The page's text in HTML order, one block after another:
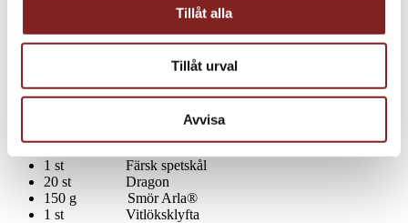
Tillåt alla
Tillåt urval
Avvisa
Smaka upp med salt och peppar. Låt svalna lite. Forma till små
bollar och gör ett litet hål med tummen. Fyll till kroppkakor med
riven ost och förslut hålet. Ånga eller koka kroppkakorna 10 min
1 st Färsk spetskål
20 st Dragon
150 g Smör Arla®
1 st Vitlöksklyfta